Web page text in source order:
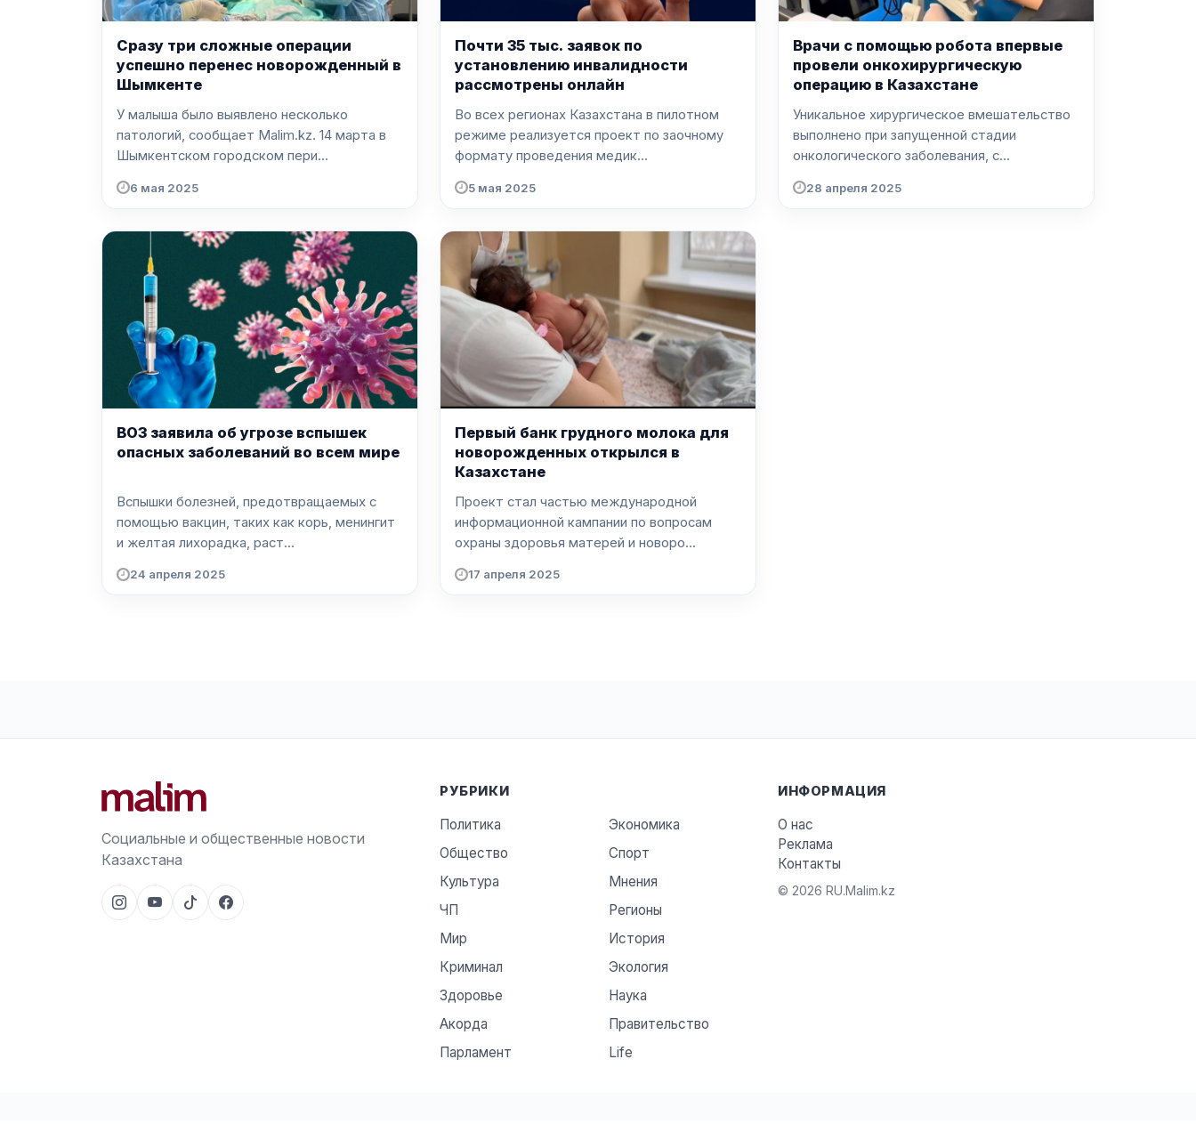
Сразу три сложные операции
успешно перенес новорожденный в
Шымкенте
У малыша было выявлено несколько
патологий, сообщает Malim.kz. 14 марта в
Шымкентском городском пери...
6 мая 2025
Почти 35 тыс. заявок по
установлению инвалидности
рассмотрены онлайн
Во всех регионах Казахстана в пилотном
режиме реализуется проект по заочному
формату проведения медик...
5 мая 2025
Врачи с помощью робота впервые
провели онкохирургическую
операцию в Казахстане
Уникальное хирургическое вмешательство
выполнено при запущенной стадии
онкологического заболевания, с...
28 апреля 2025
ВОЗ заявила об угрозе вспышек
опасных заболеваний во всем мире
Вспышки болезней, предотвращаемых с
помощью вакцин, таких как корь, менингит
и желтая лихорадка, раст...
24 апреля 2025
Первый банк грудного молока для
новорожденных открылся в
Казахстане
Проект стал частью международной
информационной кампании по вопросам
охраны здоровья матерей и новоро...
17 апреля 2025
Социальные и общественные новости
Казахстана
РУБРИКИ
Политика
Экономика
Общество
Спорт
Культура
Мнения
ЧП
Регионы
Мир
История
Криминал
Экология
Здоровье
Наука
Акорда
Правительство
Парламент
Life
ИНФОРМАЦИЯ
О нас
Реклама
Контакты
© 2026 RU.Malim.kz